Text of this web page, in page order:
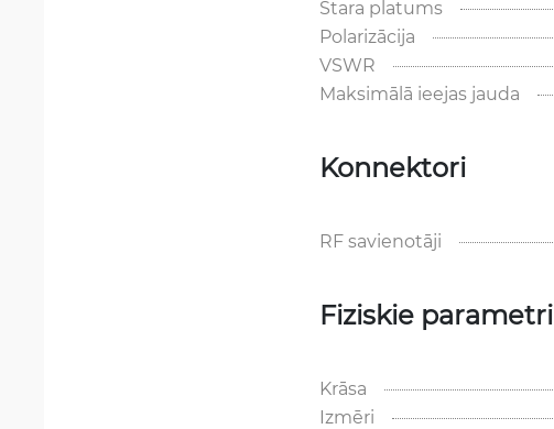
Stara platums
Polarizācija
VSWR
Maksimālā ieejas jauda
Konnektori
RF savienotāji
Fiziskie parametri
Krāsa
Izmēri